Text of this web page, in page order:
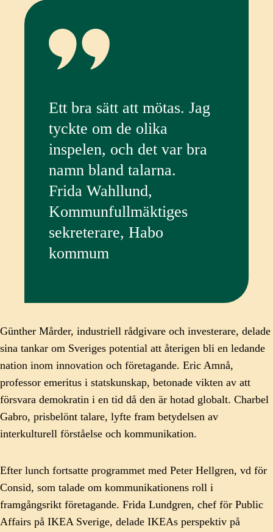
Ett bra sätt att mötas. Jag
tyckte om de olika
inspelen, och det var bra
namn bland talarna.
Frida Wahllund,
Kommunfullmäktiges
sekreterare, Habo
kommum
Günther Mårder, industriell rådgivare och investerare, delade
sina tankar om Sveriges potential att återigen bli en ledande
nation inom innovation och företagande. Eric Amnå,
professor emeritus i statskunskap, betonade vikten av att
försvara demokratin i en tid då den är hotad globalt. Charbel
Gabro, prisbelönt talare, lyfte fram betydelsen av
interkulturell förståelse och kommunikation.
Efter lunch fortsatte programmet med Peter Hellgren, vd för
Consid, som talade om kommunikationens roll i
framgångsrikt företagande. Frida Lundgren, chef för Public
Affairs på IKEA Sverige, delade IKEAs perspektiv på